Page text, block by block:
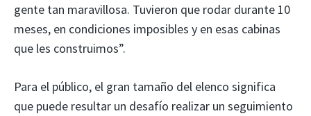
gente tan maravillosa. Tuvieron que rodar durante 10
meses, en condiciones imposibles y en esas cabinas
que les construimos”.
Para el público, el gran tamaño del elenco significa
que puede resultar un desafío realizar un seguimiento